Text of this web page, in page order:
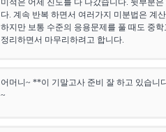
미적은 어제 진도를 다 나갔습니다. 뒷부분
다. 계속 반복 하면서 여러가지 미분법은 계
하지만 보통 수준의 응용문제를 풀 때도 중
정리하면서 마무리하려고 합니다.
어머니~ **이 기말고사 준비 잘 하고 있습니
~